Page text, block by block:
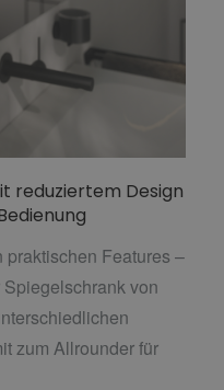
reduziertem Design
Features –
von
zum Allrounder für